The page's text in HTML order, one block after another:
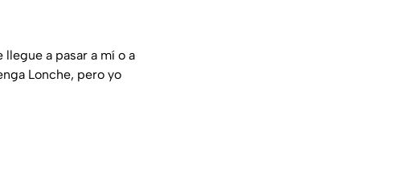
a pasar a mí o a
Lonche, pero yo